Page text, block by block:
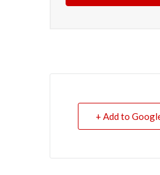
+ Add to